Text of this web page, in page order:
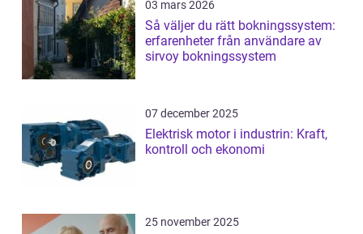
03 mars 2026
Så väljer du rätt bokningssystem:
erfarenheter från användare av
sirvoy bokningssystem
07 december 2025
Elektrisk motor i industrin: Kraft,
kontroll och ekonomi
25 november 2025